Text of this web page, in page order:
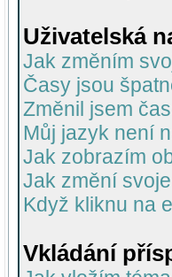
Uživatelská
Jak změním
Časy jsou
Změnil jsem
Můj jazyk není
Jak zobrazím
Jak změní
Když kliknu na
Vkládání